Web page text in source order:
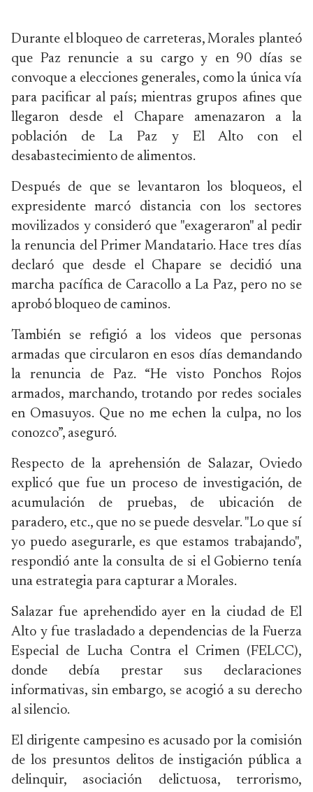
Durante el bloqueo de carreteras, Morales planteó
que Paz renuncie a su cargo y en 90 días se
convoque a elecciones generales, como la única vía
para pacificar al país; mientras grupos afines que
llegaron desde el Chapare amenazaron a la
población de La Paz y El Alto con el
desabastecimiento de alimentos.
Después de que se levantaron los bloqueos, el
expresidente marcó distancia con los sectores
movilizados y consideró que "exageraron" al pedir
la renuncia del Primer Mandatario. Hace tres días
declaró que desde el Chapare se decidió una
marcha pacífica de Caracollo a La Paz, pero no se
aprobó bloqueo de caminos.
También se refigió a los videos que personas
armadas que circularon en esos días demandando
la renuncia de Paz. “He visto Ponchos Rojos
armados, marchando, trotando por redes sociales
en Omasuyos. Que no me echen la culpa, no los
conozco”, aseguró.
Respecto de la aprehensión de Salazar, Oviedo
explicó que fue un proceso de investigación, de
acumulación de pruebas, de ubicación de
paradero, etc., que no se puede desvelar. "Lo que sí
yo puedo asegurarle, es que estamos trabajando",
respondió ante la consulta de si el Gobierno tenía
una estrategia para capturar a Morales.
Salazar fue aprehendido ayer en la ciudad de El
Alto y fue trasladado a dependencias de la Fuerza
Especial de Lucha Contra el Crimen (FELCC),
donde debía prestar sus declaraciones
informativas, sin embargo, se acogió a su derecho
al silencio.
El dirigente campesino es acusado por la comisión
de los presuntos delitos de instigación pública a
delinquir, asociación delictuosa, terrorismo,